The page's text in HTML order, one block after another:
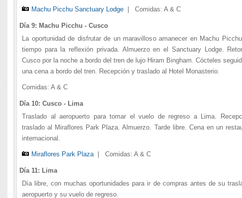
Machu Picchu Sanctuary Lodge Comidas: A & C
Día 9: Machu Picchu - Cusco
La oportunidad de disfrutar de un maravilloso amanecer en Machu
tiempo para la reflexión privada. Almuerzo en el Sanctuary Lodge.
Cusco por la noche a bordo del tren de lujo Hiram Bingham. Cócteles
una cena a bordo del tren. Recepción y traslado al Hotel Monasterio.
Comidas: A & C
Día 10: Cusco - Lima
Traslado al aeropuerto para tomar el vuelo de regreso a Lima.
traslado al Miraflores Park Plaza. Almuerzo. Tarde libre. Cena en un
internacional.
Miraflores Park Plaza| Comidas: A & C
Día 11: Lima
Día libre, con muchas oportunidades para ir de compras antes de su
aeropuerto y su vuelo de regreso.